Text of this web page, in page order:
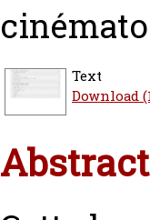
Text
Download
Abstract